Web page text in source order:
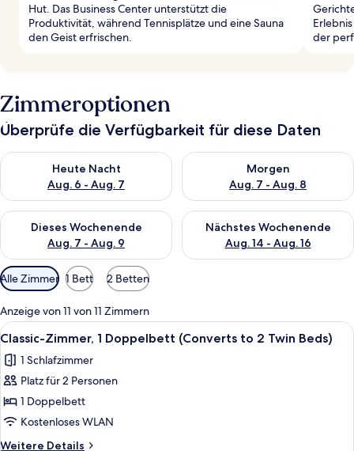
Hut. Das Business Center unterstützt die
Produktivität, während Tennisplätze und eine Sauna
den Geist erfrischen.
der
Zimmeroptionen
Überprüfe die Verfügbarkeit für diese Daten
Heute Nacht
Aug. 6 - Aug. 7
Überprüfe die Verfügbarkeit für heute Nacht, Aug. 6 - Aug. 7.
Morgen
Aug. 7 - Aug. 8
Überprüfe die Verfügbarkeit
Dieses Wochenende
Aug. 7 - Aug. 9
Überprüfe die Verfügbarkeit für dieses Wochenende, Aug. 7
Nächstes Wochenende
Aug. 14 - Aug. 16
Überprüfe die Verfügbarkeit
Verfügbare
Filter
für
Zimmer
Alle Zimmer 1 Bett 2 Betten
Anzeige von 11 von 11 Zimmern
Alle
Fotos
für
Classic-
Zimmer,
1
Doppelbett
Ein Hotelzimmer mit einem großen
4
Classic-Zimmer, 1 Doppelbett (Converts to 2 Twin Beds)
1 Schlafzimmer
Platz für 2 Personen
1 Doppelbett
Kostenloses WLAN
Weitere Details
Weitere